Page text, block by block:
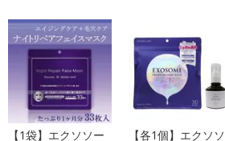
【1袋】エクソソー
【各1個】エクソソ